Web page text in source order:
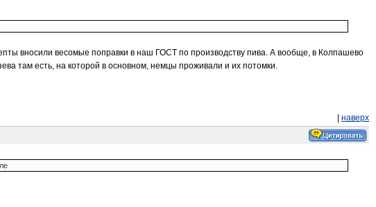
вносили весомые поправки в наш ГОСТ по производству пива. А вообще, в Колпашево
там есть, на которой в основном, немцы проживали и их потомки.
наверх